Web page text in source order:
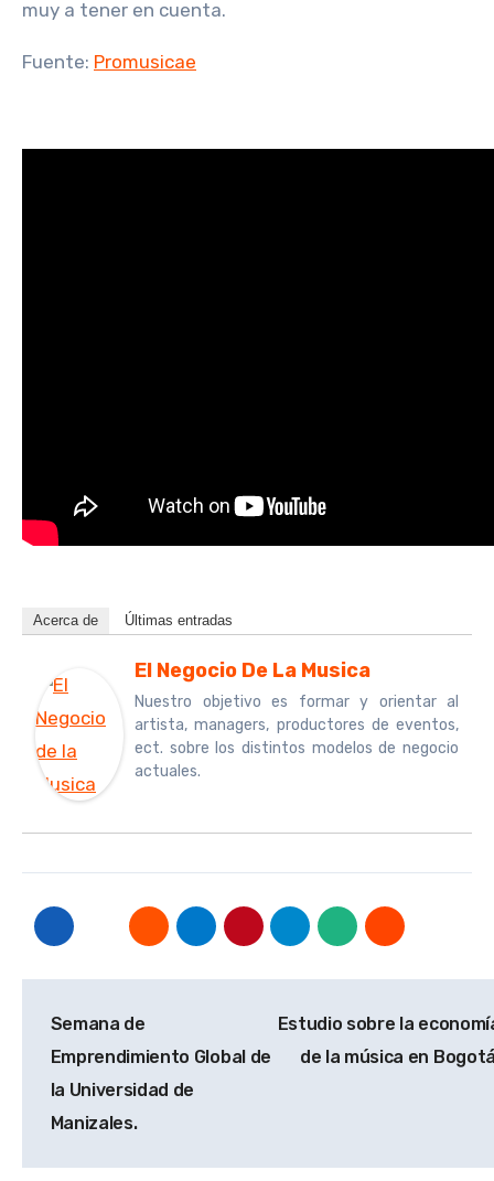
muy a tener en cuenta.
Fuente: Promusicae
Acerca de Últimas entradas
El Negocio De La Musica
Nuestro objetivo es formar y orientar al
artista, managers, productores de eventos,
ect. sobre los distintos modelos de negocio
actuales.
de
entradas
Semana de
Emprendimiento Global de
la Universidad de
Manizales.
Estudio sobre la
de la música en